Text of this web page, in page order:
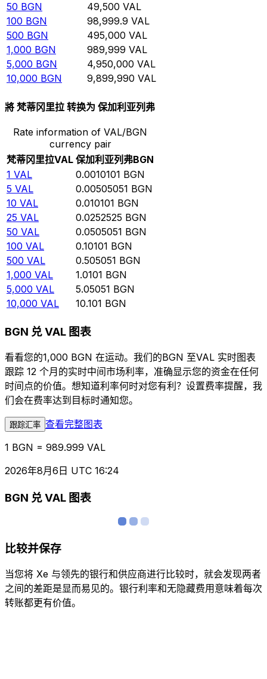
50 BGN 49,500 VAL
100 BGN 98,999.9 VAL
500 BGN 495,000 VAL
1,000 BGN 989,999 VAL
5,000 BGN 4,950,000 VAL
10,000 BGN 9,899,990 VAL
將 梵蒂冈里拉 转换为 保加利亚列弗
Rate information of VAL/BGN
currency pair
梵蒂冈里拉VAL 保加利亚列弗BGN
1 VAL 0.0010101 BGN
5 VAL 0.00505051 BGN
10 VAL 0.010101 BGN
25 VAL 0.0252525 BGN
50 VAL 0.0505051 BGN
100 VAL 0.10101 BGN
500 VAL 0.505051 BGN
1,000 VAL 1.0101 BGN
5,000 VAL 5.05051 BGN
10,000 VAL 10.101 BGN
BGN 兑 VAL 图表
看看您的1,000 BGN 在运动。我们的BGN 至VAL 实时图表
跟踪 12 个月的实时中间市场利率，准确显示您的资金在任何
时间点的价值。想知道利率何时对您有利？设置费率提醒，我
们会在费率达到目标时通知您。
跟踪汇率 查看完整图表
1 BGN = 989.999 VAL
2026年8月6日 UTC 16:24
BGN 兑 VAL 图表
比较并保存
当您将 Xe 与领先的银行和供应商进行比较时，就会发现两者
之间的差距是显而易见的。银行利率和无隐藏费用意味着每次
转账都更有价值。